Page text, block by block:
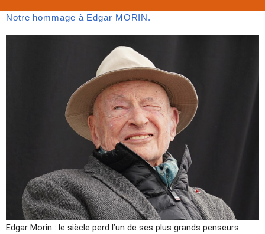
Notre hommage à Edgar MORIN.
Edgar Morin : le siècle perd l’un de ses plus grands penseurs